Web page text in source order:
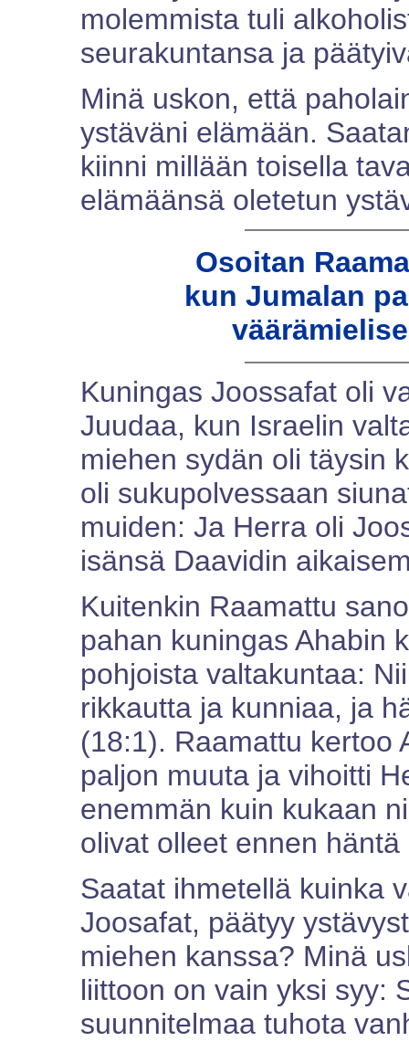
molemmista tuli
seurakuntansa ja
Minä uskon, että
ystäväni elämään.
kiinni millään toisella
elämäänsä oletetun
Osoitan
kun Jumalan
Kuningas Joossafat oli
Juudaa, kun Israelin
miehen sydän oli täysin
oli sukupolvessaan
muiden: Ja Herra oli
isänsä Daavidin
Kuitenkin Raamattu
pahan kuningas Ahabin
pohjoista valtakuntaa:
rikkautta ja kunniaa, ja
(18:1). Raamattu kertoo
paljon muuta ja vihoitti
enemmän kuin kukaan
olivat olleet ennen
Saatat ihmetellä kuinka
Joosafat, päätyy
miehen kanssa? Minä
liittoon on vain yksi syy:
suunnitelmaa tuhota